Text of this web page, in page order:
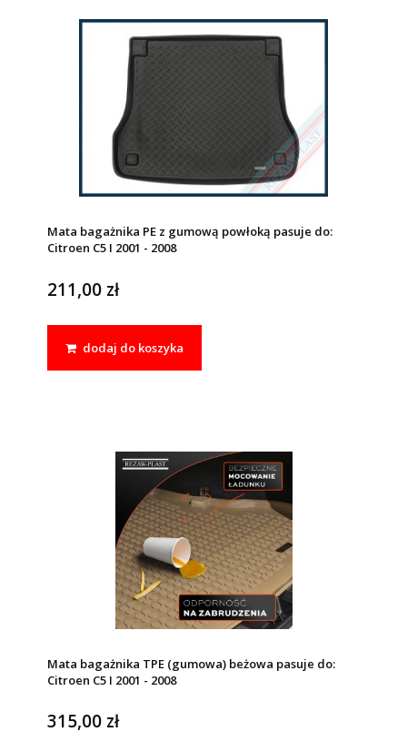
Mata bagażnika PE z gumową powłoką pasuje do:
Citroen C5 I 2001 - 2008
211,00 zł
dodaj do koszyka
Mata bagażnika TPE (gumowa) beżowa pasuje do:
Citroen C5 I 2001 - 2008
315,00 zł